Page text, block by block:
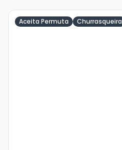
Aceita Permuta Churrasqueira